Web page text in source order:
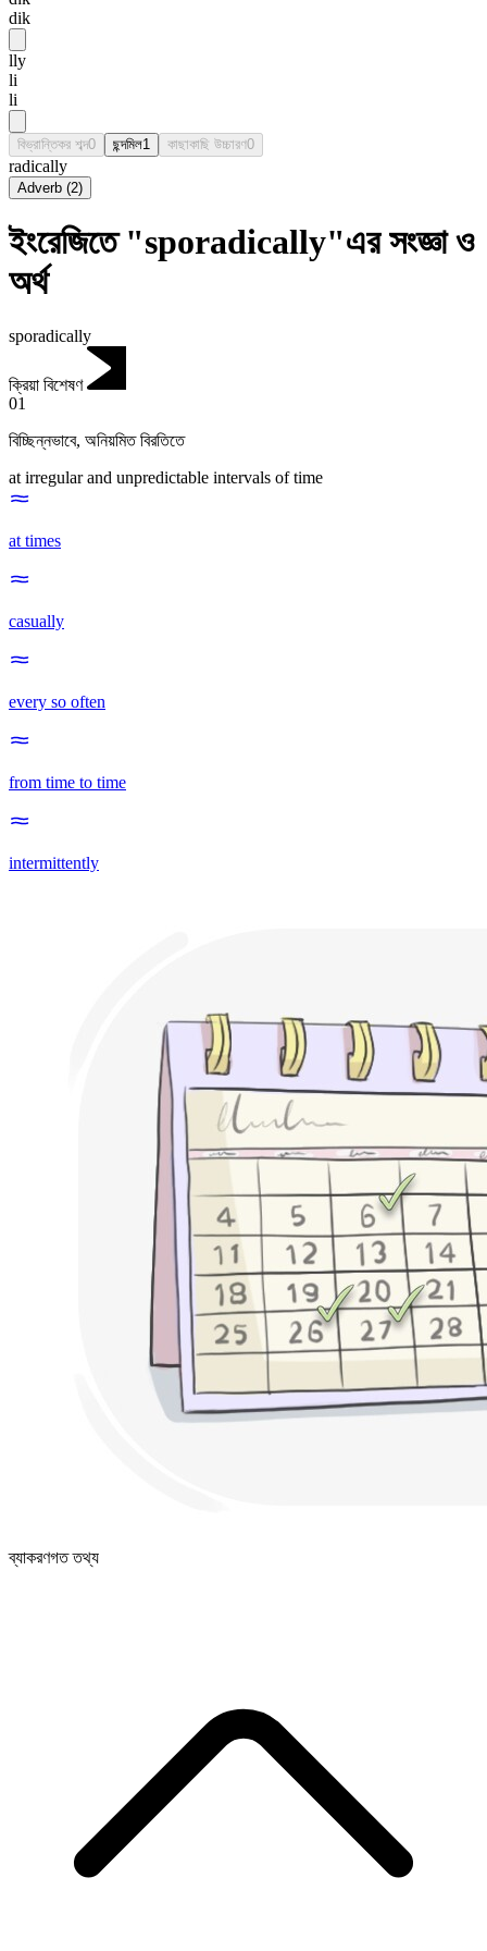
dik
lly
li
li
বিভ্রান্তিকর শব্দ0 ছন্দমিল1 কাছাকাছি উচ্চারণ0
radically
Adverb (2)
ইংরেজিতে "sporadically"এর সংজ্ঞা ও
অর্থ
sporadically
ক্রিয়া বিশেষণ
01
বিচ্ছিন্নভাবে, অনিয়মিত বিরতিতে
at irregular and unpredictable intervals of time
at times
casually
every so often
from time to time
intermittently
ব্যাকরণগত তথ্য